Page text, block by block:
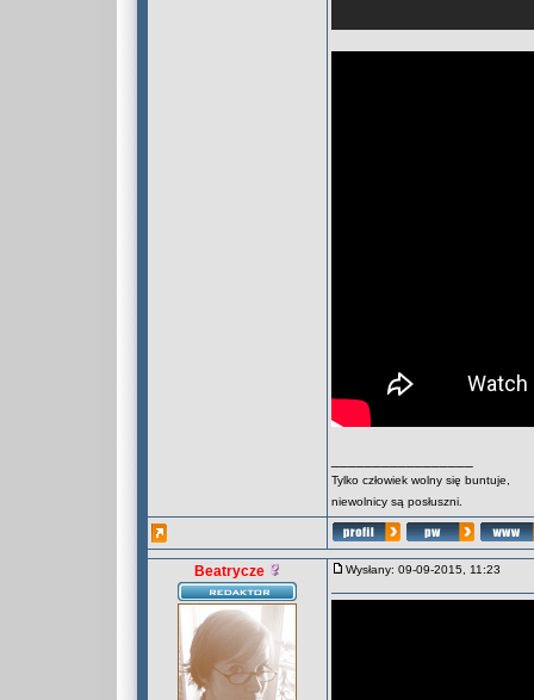
Tylko człowiek wolny się buntuje,
niewolnicy są posłuszni.
Beatrycze Wysłany: 09-09-2015, 11:23